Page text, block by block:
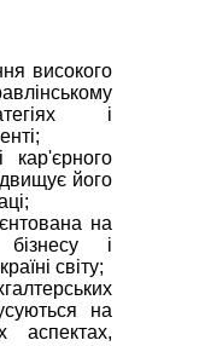
високого
і
його
на
бізнесу і
світу;
на
аспектах,